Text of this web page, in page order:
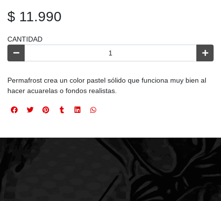
$ 11.990
CANTIDAD
Permafrost crea un color pastel sólido que funciona muy bien al
hacer acuarelas o fondos realistas.